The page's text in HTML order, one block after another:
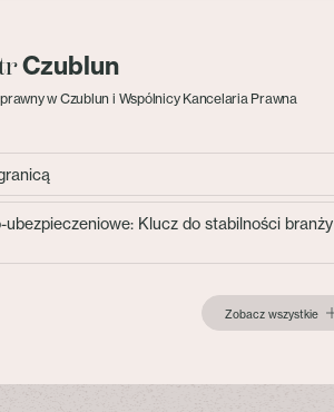
Czublun
w Czublun i Wspólnicy Kancelaria Prawna
Klucz do stabilności branży
Zobacz wszystkie